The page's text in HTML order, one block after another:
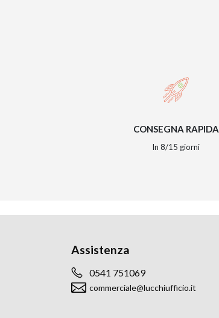
CONSEGNA RAPIDA
In 8/15 giorni
Assistenza
0541 751069
commerciale@lucchiufficio.it